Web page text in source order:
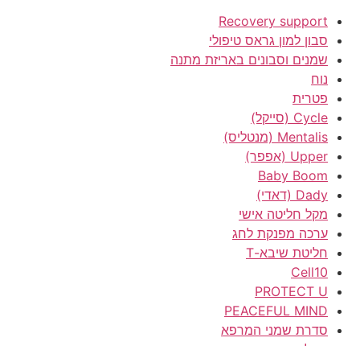
Recovery support
סבון למון גראס טיפולי
שמנים וסבונים באריזת מתנה
נוח
פטרית
Cycle (סייקל)
Mentalis (מנטליס)
Upper (אפפר)
Baby Boom
Dady (דאדי)
מקל חליטה אישי
ערכה מפנקת לחג
חליטת שיבא-T
Cell10
PROTECT U
PEACEFUL MIND
סדרת שמני המרפא